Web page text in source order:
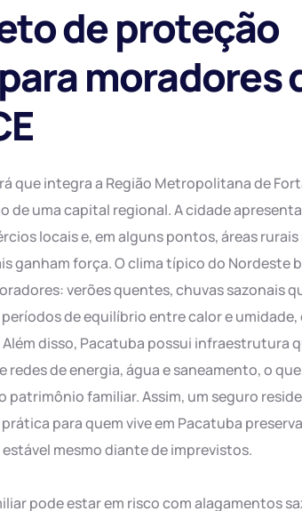
de proteção
moradores
que integra a Região Metropolitana de
de uma capital regional. A cidade
locais e, em alguns pontos, áreas
ganham força. O clima típico do Nordeste
verões quentes, chuvas sazonais
de equilíbrio entre calor e
disso, Pacatuba possui infraestrutura
de energia, água e saneamento, o
patrimônio familiar. Assim, um seguro
para quem vive em Pacatuba
mesmo diante de imprevistos.
pode estar em risco com alagamentos